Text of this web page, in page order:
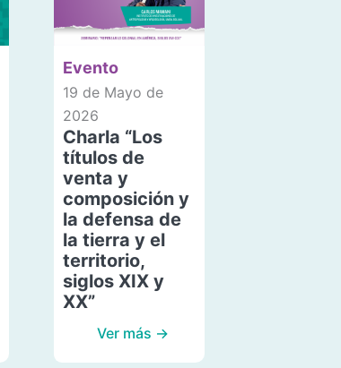
Evento
19 de Mayo de
2026
Charla “Los
títulos de
venta y
composición y
la defensa de
la tierra y el
territorio,
siglos XIX y
XX”
Ver más →